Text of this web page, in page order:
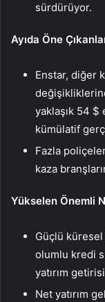
sürdürüyor.
Ayıda Öne
Enstar, diğer
yaklaşık 54 $
kümülatif
Fazla
kaza
Yükselen Önemli
Güçlü
olumlu kredi
yatırım
Net yatırım